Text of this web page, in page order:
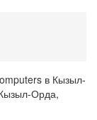
в Кызыл-
Орда,